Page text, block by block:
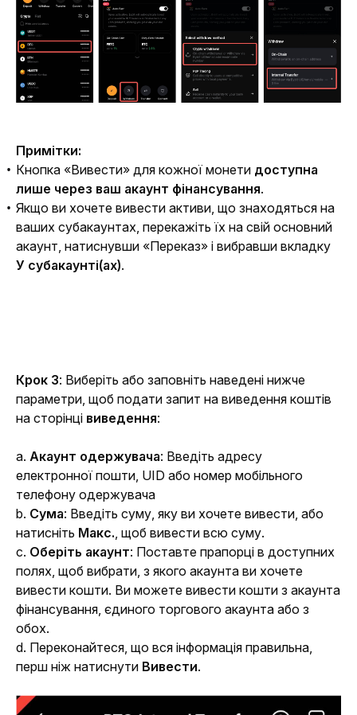
Примітки:
Кнопка «Вивести» для кожної монети доступна
лише через ваш акаунт фінансування.
Якщо ви хочете вивести активи, що знаходяться на
ваших субакаунтах, перекажіть їх на свій основний
акаунт, натиснувши «Переказ» і вибравши вкладку
У субакаунті(ах).
Крок 3: Виберіть або заповніть наведені нижче
параметри, щоб подати запит на виведення коштів
на сторінці виведення:
a. Акаунт одержувача: Введіть адресу
електронної пошти, UID або номер мобільного
телефону одержувача
b. Сума: Введіть суму, яку ви хочете вивести, або
натисніть Макс., щоб вивести всю суму.
c. Оберіть акаунт: Поставте прапорці в доступних
полях, щоб вибрати, з якого акаунта ви хочете
вивести кошти. Ви можете вивести кошти з акаунта
фінансування, єдиного торгового акаунта або з
обох.
d. Переконайтеся, що вся інформація правильна,
перш ніж натиснути Вивести.